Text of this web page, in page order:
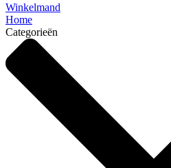
Winkelmand
Home
Categorieën